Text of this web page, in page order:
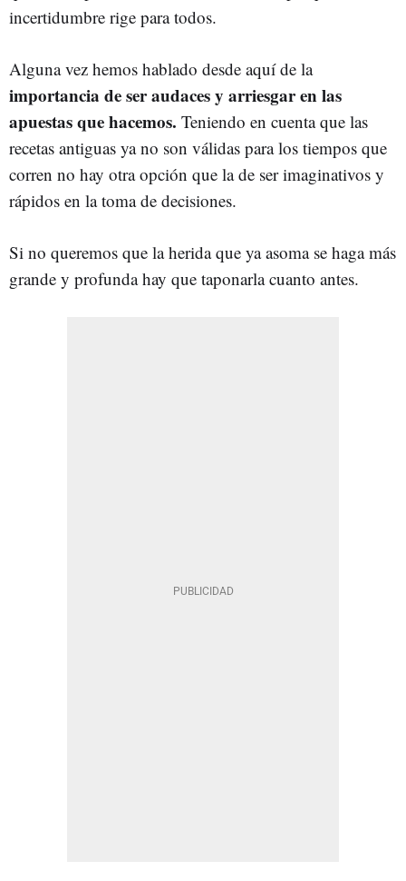
incertidumbre rige para todos.
Alguna vez hemos hablado desde aquí de la
importancia de ser audaces y arriesgar en las
apuestas que hacemos. Teniendo en cuenta que las
recetas antiguas ya no son válidas para los tiempos que
corren no hay otra opción que la de ser imaginativos y
rápidos en la toma de decisiones.
Si no queremos que la herida que ya asoma se haga más
grande y profunda hay que taponarla cuanto antes.